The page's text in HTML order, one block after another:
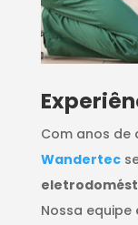
Com anos de
Wandertec
Nossa